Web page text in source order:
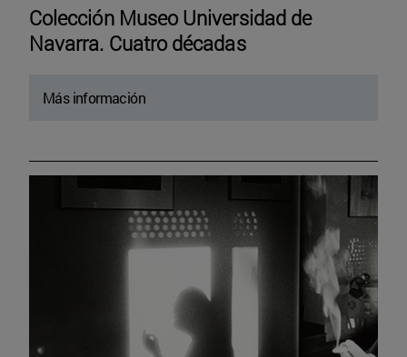
Colección Museo Universidad de
Navarra. Cuatro décadas
Más información